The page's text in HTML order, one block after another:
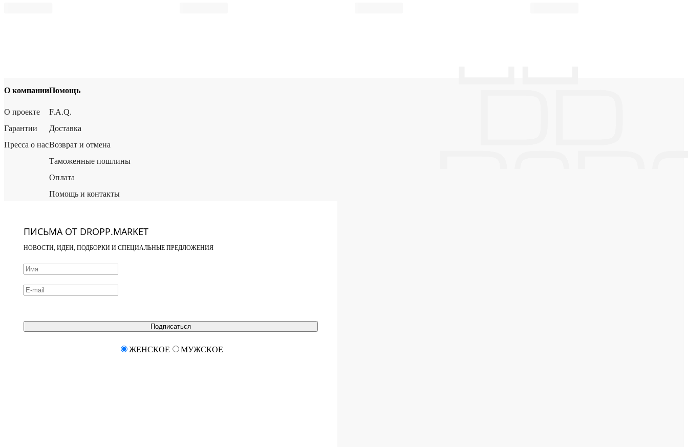
О компании
О проекте
Гарантии
Пресса о нас
Помощь
F.A.Q.
Доставка
Возврат и отмена
Таможенные пошлины
Оплата
Помощь и контакты
ПИСЬМА ОТ DROPP.MARKET
НОВОСТИ, ИДЕИ, ПОДБОРКИ И СПЕЦИАЛЬНЫЕ ПРЕДЛОЖЕНИЯ
Подписаться
ЖЕНСКОЕ МУЖСКОЕ